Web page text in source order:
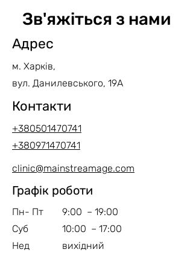
Зв'яжіться з нами
Адрес
м. Харків,
вул. Данилевського, 19А
Контакти
+380501470741
+380971470741
clinic@mainstreamage.com
Графік роботи
Пн- Пт
9:00 – 19:00
Суб
10:00 – 17:00
Нед
вихідний